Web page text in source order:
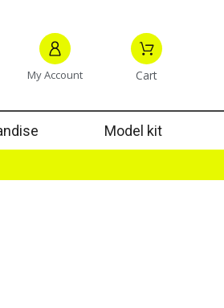
My Account Cart
Model kit